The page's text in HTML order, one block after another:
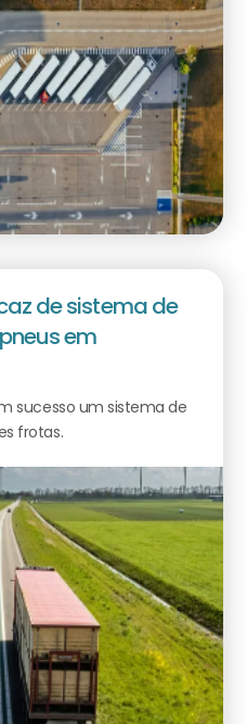
de sistema de
em
sucesso um sistema de
frotas.